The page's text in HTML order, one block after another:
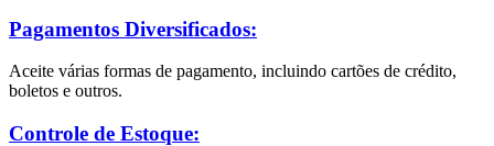
Pagamentos Diversificados:
Aceite várias formas de pagamento, incluindo cartões de crédito,
boletos e outros.
Controle de Estoque: